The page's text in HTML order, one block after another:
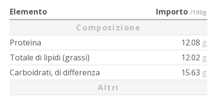
Elemento Importo /100g
Composizione
Proteina
12.08 g
Totale di lipidi (grassi)
12.02 g
Carboidrati, di differenza
15.63 g
Altri